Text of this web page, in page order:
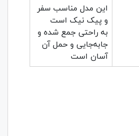
این مدل مناسب سفر
و پیک نیک است
به راحتی جمع شده و
جابه‌جایی و حمل آن
آسان است